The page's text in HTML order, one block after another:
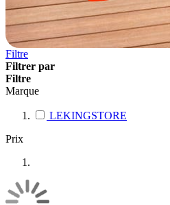
Filtre
Filtrer par
Filtre
Marque
LEKINGSTORE
Prix